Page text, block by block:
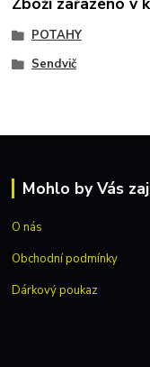
POTAHY
Sendvič
Mohlo by Vás
O nás
Obchodní podmínky
Dárkový poukaz